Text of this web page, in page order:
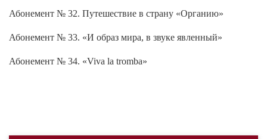
Абонемент № 32. Путешествие в страну «Органию»
Абонемент № 33. «И образ мира, в звуке явленный»
Абонемент № 34. «Viva la tromba»